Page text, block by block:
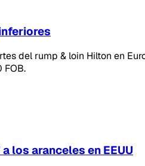
del rump & loin Hilton en
FOB.
los aranceles en EEUU